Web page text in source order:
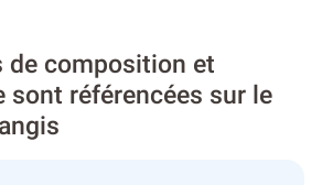
de composition et
sont référencées sur le